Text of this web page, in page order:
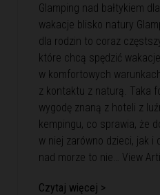
Glamping nad bałtykiem
wakacje blisko natury
dla rodzin to coraz
które chcą spędzić
w komfortowych
z kontaktu z naturą. Taka
wygodę znaną z hoteli z
kempingu, co sprawia, że
w niej zarówno dzieci, jak i
nad morze to nie… View
Czytaj więcej >